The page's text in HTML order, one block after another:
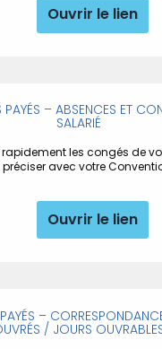
Ouvrir le lien
– ABSENCES ET
SALARIÉ
rapidement les congés de
avec votre
Ouvrir le lien
–
/ JOURS